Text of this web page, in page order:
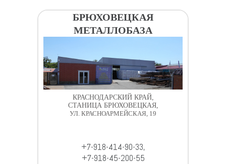
БРЮХОВЕЦКАЯ
МЕТАЛЛОБАЗА
КРАСНОДАРСКИЙ КРАЙ,
СТАНИЦА БРЮХОВЕЦКАЯ,
УЛ. КРАСНОАРМЕЙСКАЯ, 19
+7-918-414-90-33,
+7-918-45-200-55